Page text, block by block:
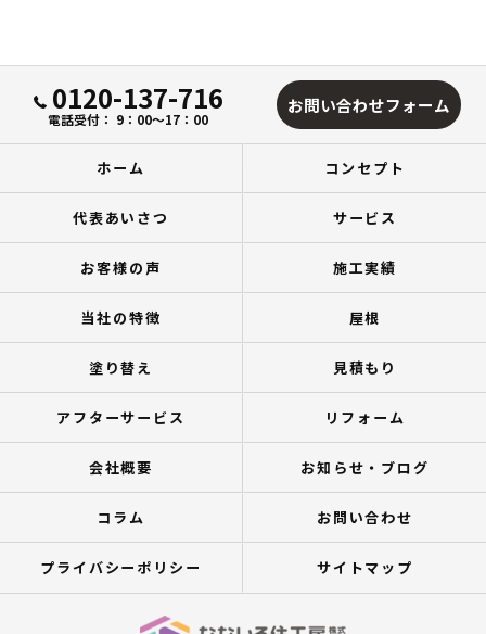
0120-137-716
電話受付： 9：00～17：00
お問い合わせフォーム
ホーム コンセプト
代表あいさつ サービス
お客様の声 施工実績
当社の特徴 屋根
塗り替え 見積もり
アフターサービス リフォーム
会社概要 お知らせ・ブログ
コラム お問い合わせ
プライバシーポリシー サイトマップ